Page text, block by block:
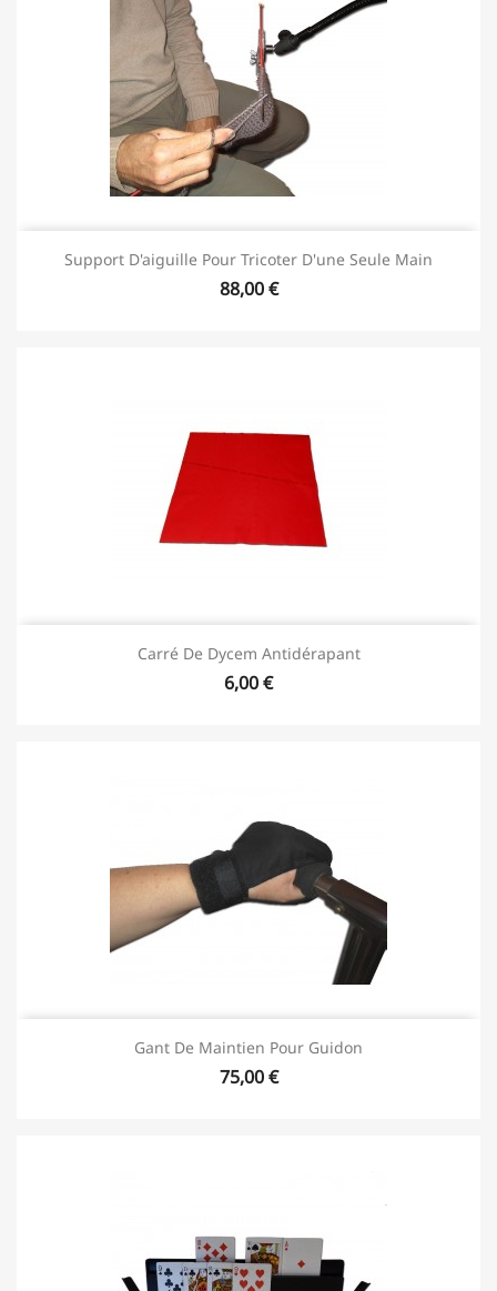
Support D'aiguille Pour Tricoter D'une Seule Main
88,00 €
Carré De Dycem Antidérapant
6,00 €
Gant De Maintien Pour Guidon
75,00 €